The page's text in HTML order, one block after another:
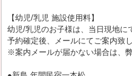
【幼児/乳児 施設使用料】
幼児/乳児のお子様は、当日現地に
予約確定後、メールにてご案内致し
※案内メールが届かない場合は、